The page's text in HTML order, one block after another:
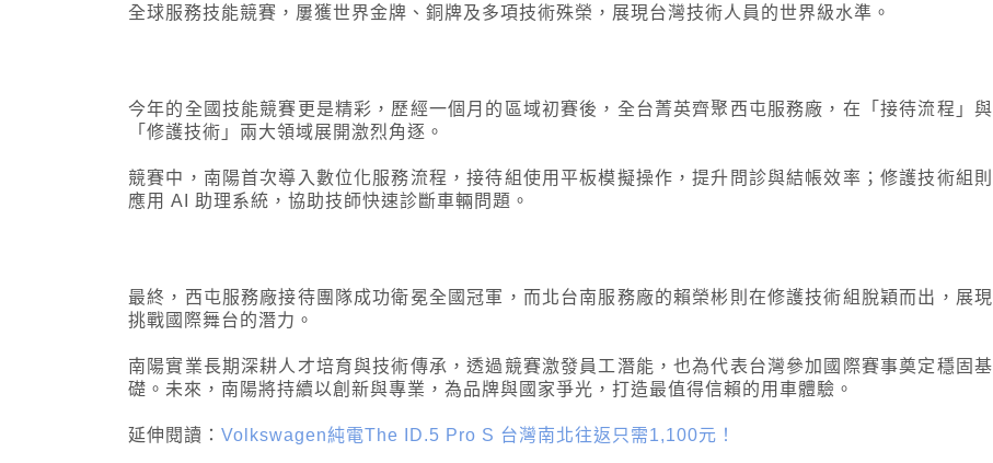
全球服務技能競賽，屢獲世界金牌、銅牌及多項技術殊榮，展現台灣技術人員的世界級水準。
今年的全國技能競賽更是精彩，歷經一個月的區域初賽後，全台菁英齊聚西屯服務廠，在「接待流程」與
「修護技術」兩大領域展開激烈角逐。
競賽中，南陽首次導入數位化服務流程，接待組使用平板模擬操作，提升問診與結帳效率；修護技術組則
應用 AI 助理系統，協助技師快速診斷車輛問題。
最終，西屯服務廠接待團隊成功衛冕全國冠軍，而北台南服務廠的賴榮彬則在修護技術組脫穎而出，展現
挑戰國際舞台的潛力。
南陽實業長期深耕人才培育與技術傳承，透過競賽激發員工潛能，也為代表台灣參加國際賽事奠定穩固基
礎。未來，南陽將持續以創新與專業，為品牌與國家爭光，打造最值得信賴的用車體驗。
延伸閱讀： Volkswagen純電The ID.5 Pro S 台灣南北往返只需1,100元！